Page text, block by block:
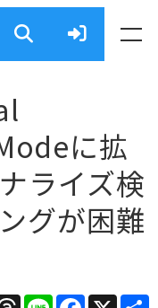
に拡
ライズ検
グが困難
X
Facebook
Line
Threads